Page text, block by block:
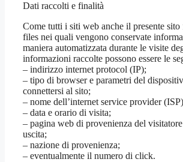
Dati raccolti e finalità
Come tutti i siti web anche il presente
files nei quali vengono conservate
maniera automatizzata durante le visite
informazioni raccolte possono essere le
– indirizzo internet protocol (IP);
– tipo di browser e parametri del
connettersi al sito;
– nome dell’internet service provider
– data e orario di visita;
– pagina web di provenienza del
uscita;
– nazione di provenienza;
– eventualmente il numero di click.